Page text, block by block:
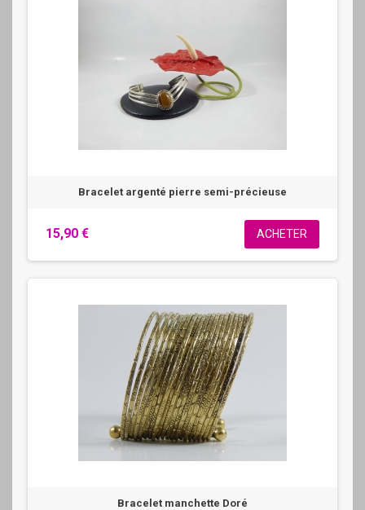
Bracelet argenté pierre semi-précieuse
15,90 € ACHETER
Bracelet manchette Doré